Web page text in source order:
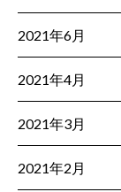
2021年6月
2021年4月
2021年3月
2021年2月